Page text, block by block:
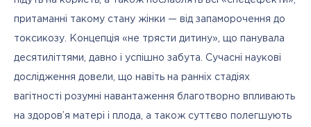
притаманні такому стану жінки — від запаморочення до
токсикозу. Концепція «не трясти дитину», що панувала
десятиліттями, давно і успішно забута. Сучасні наукові
дослідження довели, що навіть на ранніх стадіях
вагітності розумні навантаження благотворно впливають
на здоров’я матері і плода, а також суттєво полегшують